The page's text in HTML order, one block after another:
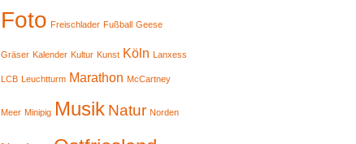
Foto Freischlader Fußball Geese
Gräser Kalender Kultur Kunst Köln Lanxess
LCB Leuchtturm Marathon McCartney
Meer Minipig Musik Natur Norden